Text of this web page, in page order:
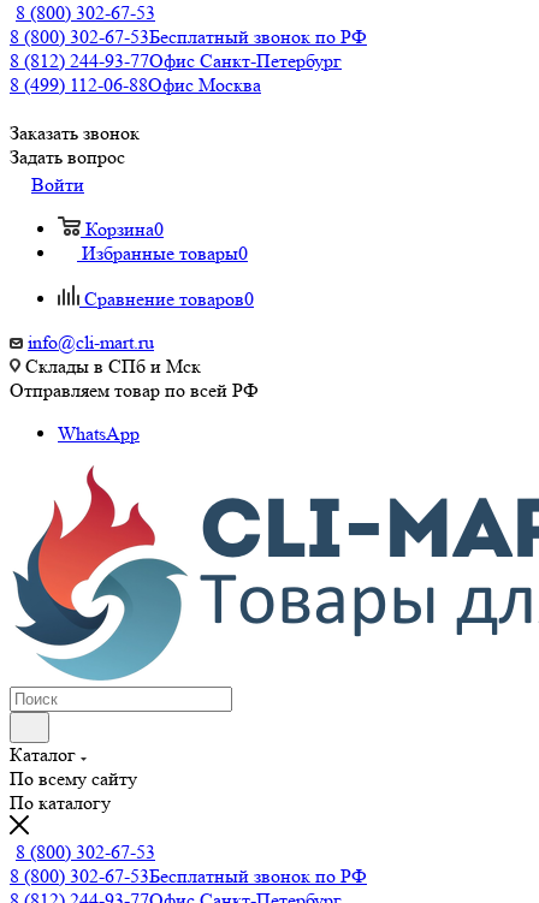
8 (800) 302-67-53
8 (800) 302-67-53Бесплатный звонок по РФ
8 (812) 244-93-77Офис Санкт-Петербург
8 (499) 112-06-88Офис Москва
Заказать звонок
Задать вопрос
Войти
Корзина0
Избранные товары0
Сравнение товаров0
info@cli-mart.ru
Склады в СПб и Мск
Отправляем товар по всей РФ
WhatsApp
Каталог
По всему сайту
По каталогу
8 (800) 302-67-53
8 (800) 302-67-53Бесплатный звонок по РФ